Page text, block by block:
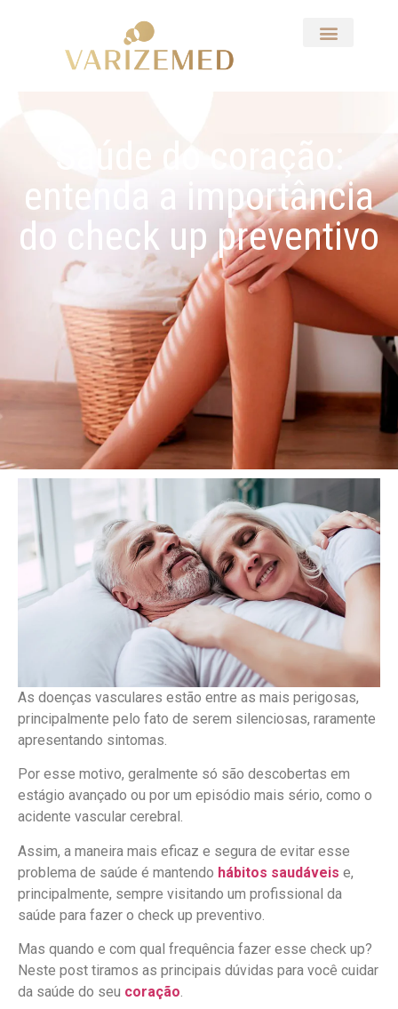
entenda a importância
do check up preventivo
As doenças vasculares estão entre as mais perigosas,
principalmente pelo fato de serem silenciosas, raramente
apresentando sintomas.
Por esse motivo, geralmente só são descobertas em
estágio avançado ou por um episódio mais sério, como o
acidente vascular cerebral.
Assim, a maneira mais eficaz e segura de evitar esse
problema de saúde é mantendo hábitos saudáveis e,
principalmente, sempre visitando um profissional da
saúde para fazer o check up preventivo.
Mas quando e com qual frequência fazer esse check up?
Neste post tiramos as principais dúvidas para você cuidar
da saúde do seu coração.